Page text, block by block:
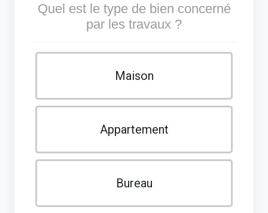
Quel est le type de bien concerné
par les travaux ?
Maison
Appartement
Bureau